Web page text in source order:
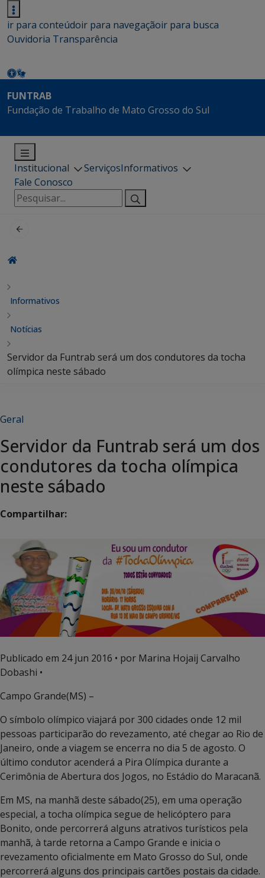
ir para conteúdoir para navegaçãoir para busca
Ouvidoria Transparência
FUNTRAB
Fundação de Trabalho de Mato Grosso do Sul
Institucional ServiçosInformativos
Fale Conosco
Pesquisar
por:
Informativos
Notícias
Servidor da Funtrab será um dos condutores da tocha
olímpica neste sábado
Geral
Servidor da Funtrab será um dos
condutores da tocha olímpica
neste sábado
Compartilhar:
Publicado em 24 jun 2016 • por Marina Hojaij Carvalho
Dobashi •
Campo Grande(MS) –
O símbolo olímpico viajará por 300 cidades onde 12 mil
pessoas participarão do revezamento, até chegar ao Rio de
Janeiro, onde a viagem se encerra no dia 5 de agosto. O
último condutor acenderá a Pira Olímpica durante a
Cerimônia de Abertura dos Jogos, no Estádio do Maracanã.
Em MS, na manhã deste sábado(25), em uma operação
especial, a tocha olímpica segue de helicóptero para
Bonito, onde percorrerá alguns atrativos turísticos pela
manhã, à tarde retorna a Campo Grande e inicia o
revezamento oficialmente em Mato Grosso do Sul, onde
percorrerá alguns dos principais cartões postais da cidade.